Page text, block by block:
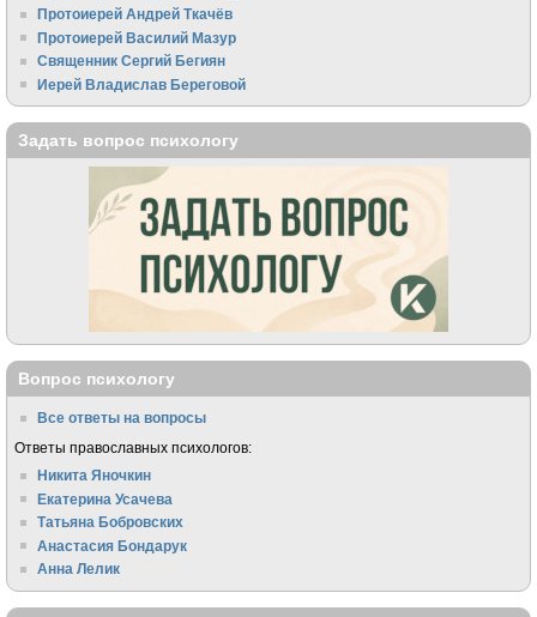
Протоиерей Андрей Ткачёв
Протоиерей Василий Мазур
Священник Сергий Бегиян
Иерей Владислав Береговой
Задать вопрос психологу
Вопрос психологу
Все ответы на вопросы
Ответы православных психологов:
Никита Яночкин
Екатерина Усачева
Татьяна Бобровских
Анастасия Бондарук
Анна Лелик